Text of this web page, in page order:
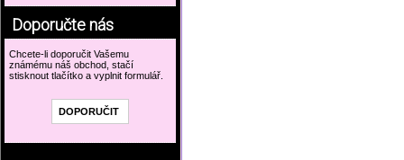
Doporučte nás
Chcete-li doporučit Vašemu
známému náš obchod, stačí
stisknout tlačítko a vyplnit formulář.